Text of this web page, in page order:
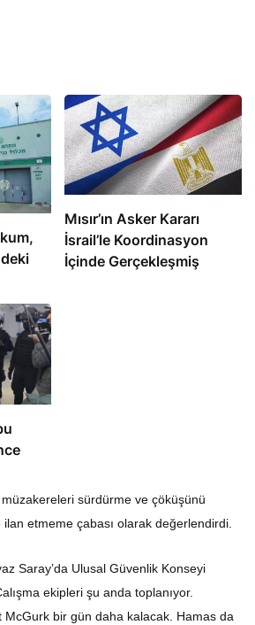
Mısır’ın Asker Kararı
İsrail’le Koordinasyon
İçinde Gerçekleşmiş
sürdürme ve çöküşünü
etmeme çabası olarak değerlendirdi.
Saray’da Ulusal Güvenlik Konseyi
ekipleri şu anda toplanıyor.
McGurk bir gün daha kalacak. Hamas da